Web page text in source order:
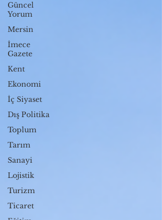
Güncel
Yorum
Mersin
İmece
Gazete
Kent
Ekonomi
İç Siyaset
Dış Politika
Toplum
Tarım
Sanayi
Lojistik
Turizm
Ticaret